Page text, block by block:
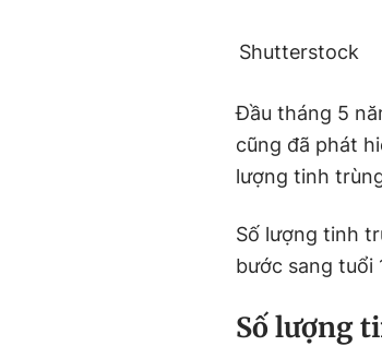
Shutterstock
Đầu tháng 5
cũng đã phát
lượng tinh
Số lượng tinh
bước sang tuổi
Số lượng